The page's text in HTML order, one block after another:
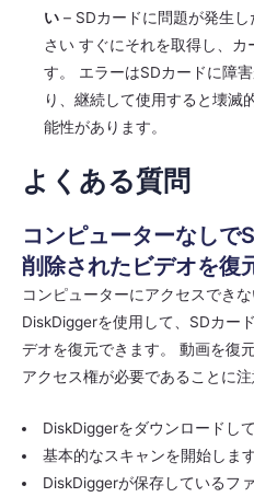
い – SDカードに問題が発生
さい すぐにそれを取得し、カ
す。 エラーはSDカードに障
り、継続して使用すると壊滅
能性があります。
よくある質問
コンピューターなし
削除されたビデオを復
コンピューターにアクセスでき
DiskDiggerを使用して、SDカー
デオを復元できます。 動画を復
アクセス権が必要であることに注
DiskDiggerをダウンロードし
基本的なスキャンを開始します
DiskDiggerが保存しているフ